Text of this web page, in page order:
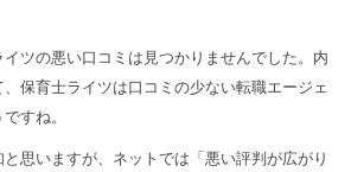
ツの悪い口コミは見つかりませんでした。内
保育士ライツは口コミの少ない転職エージェ
すね。
思いますが、ネットでは「悪い評判が広がり